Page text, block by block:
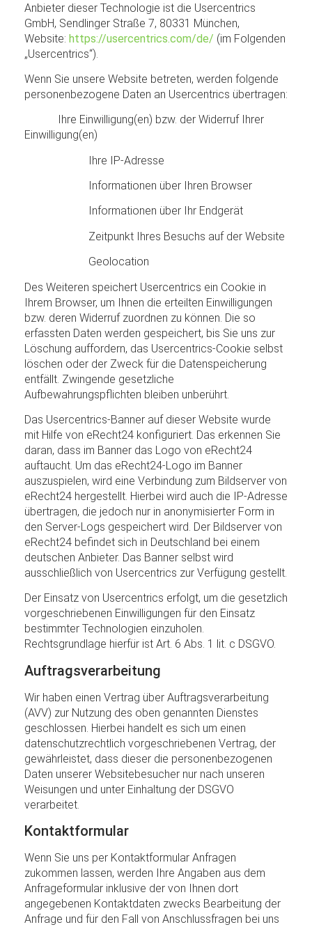
Anbieter dieser Technologie ist die Usercentrics
GmbH, Sendlinger Straße 7, 80331 München,
Website: https://usercentrics.com/de/ (im Folgenden
„Usercentrics“).
Wenn Sie unsere Website betreten, werden folgende
personenbezogene Daten an Usercentrics übertragen:
Ihre Einwilligung(en) bzw. der Widerruf Ihrer
Einwilligung(en)
Ihre IP-Adresse
Informationen über Ihren Browser
Informationen über Ihr Endgerät
Zeitpunkt Ihres Besuchs auf der Website
Geolocation
Des Weiteren speichert Usercentrics ein Cookie in
Ihrem Browser, um Ihnen die erteilten Einwilligungen
bzw. deren Widerruf zuordnen zu können. Die so
erfassten Daten werden gespeichert, bis Sie uns zur
Löschung auffordern, das Usercentrics-Cookie selbst
löschen oder der Zweck für die Datenspeicherung
entfällt. Zwingende gesetzliche
Aufbewahrungspflichten bleiben unberührt.
Das Usercentrics-Banner auf dieser Website wurde
mit Hilfe von eRecht24 konfiguriert. Das erkennen Sie
daran, dass im Banner das Logo von eRecht24
auftaucht. Um das eRecht24-Logo im Banner
auszuspielen, wird eine Verbindung zum Bildserver von
eRecht24 hergestellt. Hierbei wird auch die IP-Adresse
übertragen, die jedoch nur in anonymisierter Form in
den Server-Logs gespeichert wird. Der Bildserver von
eRecht24 befindet sich in Deutschland bei einem
deutschen Anbieter. Das Banner selbst wird
ausschließlich von Usercentrics zur Verfügung gestellt.
Der Einsatz von Usercentrics erfolgt, um die gesetzlich
vorgeschriebenen Einwilligungen für den Einsatz
bestimmter Technologien einzuholen.
Rechtsgrundlage hierfür ist Art. 6 Abs. 1 lit. c DSGVO.
Auftragsverarbeitung
Wir haben einen Vertrag über Auftragsverarbeitung
(AVV) zur Nutzung des oben genannten Dienstes
geschlossen. Hierbei handelt es sich um einen
datenschutzrechtlich vorgeschriebenen Vertrag, der
gewährleistet, dass dieser die personenbezogenen
Daten unserer Websitebesucher nur nach unseren
Weisungen und unter Einhaltung der DSGVO
verarbeitet.
Kontaktformular
Wenn Sie uns per Kontaktformular Anfragen
zukommen lassen, werden Ihre Angaben aus dem
Anfrageformular inklusive der von Ihnen dort
angegebenen Kontaktdaten zwecks Bearbeitung der
Anfrage und für den Fall von Anschlussfragen bei uns